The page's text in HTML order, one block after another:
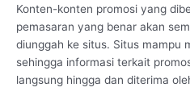
Konten-konten promosi yang
pemasaran yang benar akan
diunggah ke situs. Situs mampu
sehingga informasi terkait
langsung hingga dan diterima